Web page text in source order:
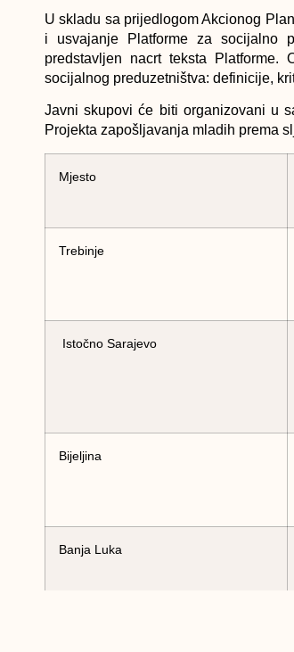
U skladu sa prijedlogom Akcionog
i usvajanje Platforme za socijalno
predstavljen nacrt teksta Platforme.
socijalnog preduzetništva: definicije,
Javni skupovi će biti organizovani u
Projekta zapošljavanja mladih prema
Mjesto
Trebinje
Istočno Sarajevo
Bijeljina
Banja Luka